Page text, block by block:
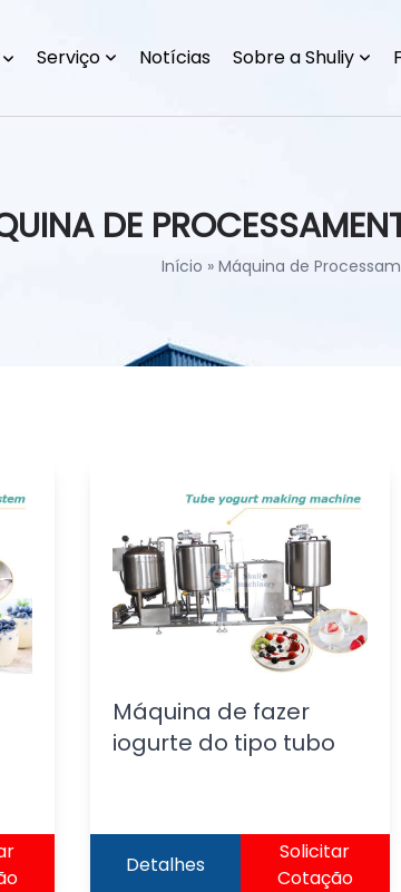
Serviço Notícias Sobre a Shuliy
DE
Início » Máquina de
Máquina de fazer
iogurte do tipo tubo
Detalhes
Solicitar
Cotação